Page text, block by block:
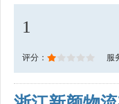
1
评分： 服